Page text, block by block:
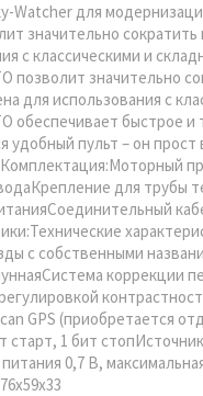
Watcher для
значительно
с классическими и
позволит значительно
для использования с
обеспечивает быстрое
удобный пульт – он
для трубы
с собственными
коррекции
GPS (приобретается
старт, 1 бит
0,7 В,